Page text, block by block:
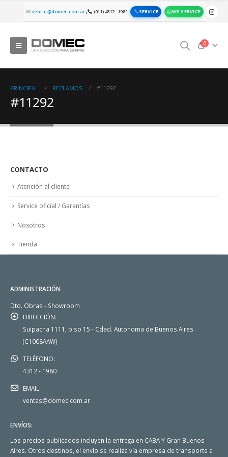
ventas@domec.com.ar| (011) 4312 - 1980 SERVICE WP SERVICE
0
PRINCIPAL RECLAMOS #11292
#11292
CONTACTO
Atención al cliente
Service oficial / Garantías
Nosotros
Tienda
ADMINISTRACIÓN
Dto. Obras - Showroom
DIRECCIÓN:
Suipacha 1111, piso 15 - Cdad. Autonoma de Buenos Aires
(C1008AAW)
TELÉFONO:
4312 - 1980
EMAIL:
ventas@domec.com.ar
ENVÍOS:
Los precios publicados incluyen la entrega en CABA Y Gran Buenos
Aires. Otros destinos, el envío se realiza vía empresa de transporte a